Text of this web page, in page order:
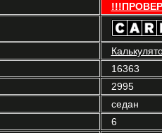
16363
2995
седан
6